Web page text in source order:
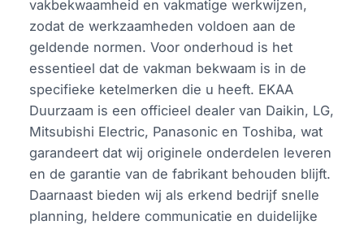
vakbekwaamheid en vakmatige werkwijzen,
zodat de werkzaamheden voldoen aan de
geldende normen. Voor onderhoud is het
essentieel dat de vakman bekwaam is in de
specifieke ketelmerken die u heeft. EKAA
Duurzaam is een officieel dealer van Daikin, LG,
Mitsubishi Electric, Panasonic en Toshiba, wat
garandeert dat wij originele onderdelen leveren
en de garantie van de fabrikant behouden blijft.
Daarnaast bieden wij als erkend bedrijf snelle
planning, heldere communicatie en duidelijke